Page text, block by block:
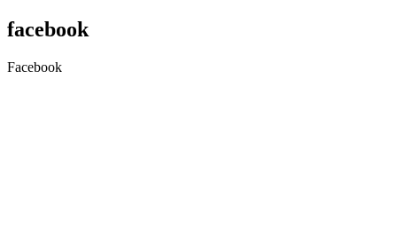
facebook
Facebook